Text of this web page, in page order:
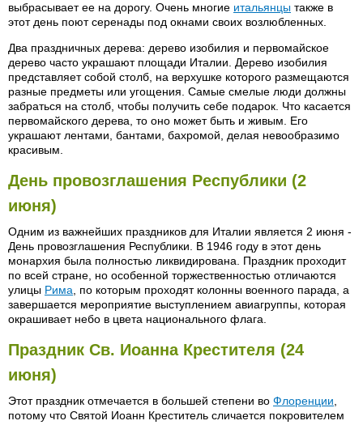
выбрасывает ее на дорогу. Очень многие итальянцы также в
этот день поют серенады под окнами своих возлюбленных.
Два праздничных дерева: дерево изобилия и первомайское
дерево часто украшают площади Италии. Дерево изобилия
представляет собой столб, на верхушке которого размещаются
разные предметы или угощения. Самые смелые люди должны
забраться на столб, чтобы получить себе подарок. Что касается
первомайского дерева, то оно может быть и живым. Его
украшают лентами, бантами, бахромой, делая невообразимо
красивым.
День провозглашения Республики (2
июня)
Одним из важнейших праздников для Италии является 2 июня -
День провозглашения Республики. В 1946 году в этот день
монархия была полностью ликвидирована. Праздник проходит
по всей стране, но особенной торжественностью отличаются
улицы Рима , по которым проходят колонны военного парада, а
завершается мероприятие выступлением авиагруппы, которая
окрашивает небо в цвета национального флага.
Праздник Св. Иоанна Крестителя (24
июня)
Этот праздник отмечается в большей степени во Флоренции
потому что Святой Иоанн Креститель сличается покровителем